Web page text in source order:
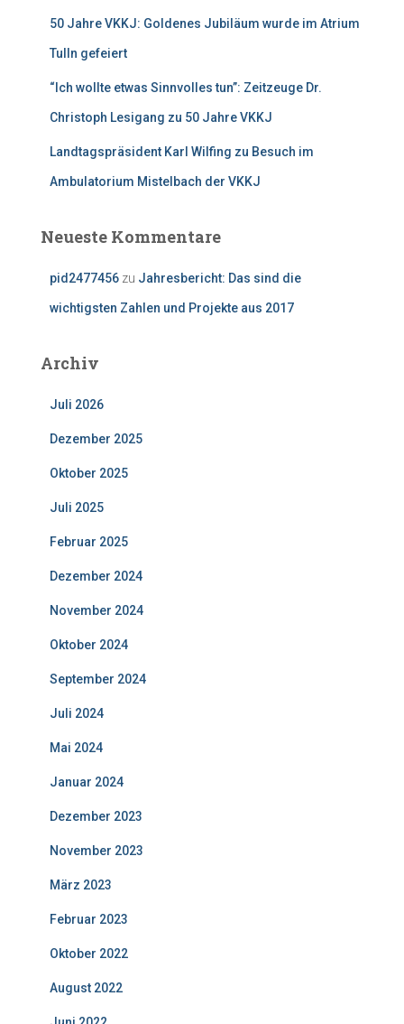
50 Jahre VKKJ: Goldenes Jubiläum wurde im Atrium
Tulln gefeiert
“Ich wollte etwas Sinnvolles tun”: Zeitzeuge Dr.
Christoph Lesigang zu 50 Jahre VKKJ
Landtagspräsident Karl Wilfing zu Besuch im
Ambulatorium Mistelbach der VKKJ
Neueste Kommentare
pid2477456 zu Jahresbericht: Das sind die
wichtigsten Zahlen und Projekte aus 2017
Archiv
Juli 2026
Dezember 2025
Oktober 2025
Juli 2025
Februar 2025
Dezember 2024
November 2024
Oktober 2024
September 2024
Juli 2024
Mai 2024
Januar 2024
Dezember 2023
November 2023
März 2023
Februar 2023
Oktober 2022
August 2022